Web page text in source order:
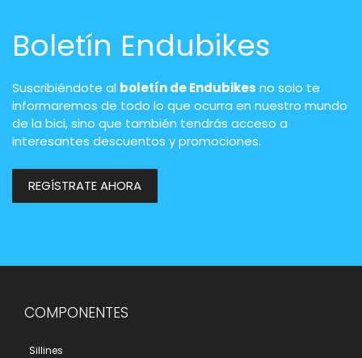
Boletín Endubikes
Suscribiéndote al boletín de Endubikes no solo te
informaremos de todo lo que ocurra en nuestro mundo
de la bici, sino que también tendrás acceso a
interesantes descuentos y promociones.
REGÍSTRATE AHORA
COMPONENTES
Sillines